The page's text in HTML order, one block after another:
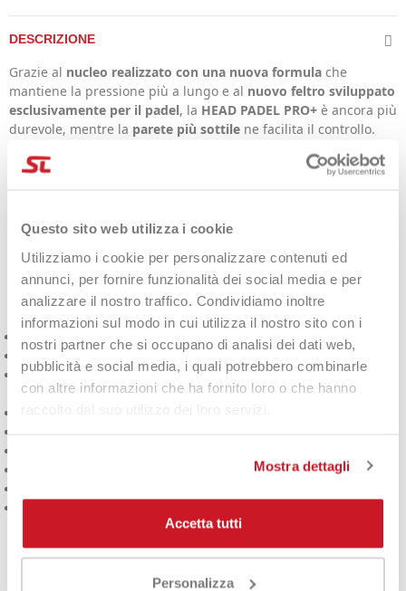
Questo sito web utilizza i cookie
Utilizziamo i cookie per personalizzare contenuti ed
annunci, per fornire funzionalità dei social media e per
analizzare il nostro traffico. Condividiamo inoltre
informazioni sul modo in cui utilizza il nostro sito con i
nostri partner che si occupano di analisi dei dati web,
pubblicità e social media, i quali potrebbero combinarle
con altre informazioni che ha fornito loro o che hanno
Mostra dettagli
Accetta tutti
Personalizza
DESCRIZIONE
Grazie al nucleo realizzato con una nuova formula che
mantiene la pressione più a lungo e al nuovo feltro sviluppato
esclusivamente per il padel, la HEAD PADEL PRO+ è ancora più
durevole, mentre la parete più sottile ne facilita il controllo.
eccezionale
Federazione Spagnola
Punti salienti della HEAD
PADEL PRO +
Controllo eccellente
Palla ufficiale della
Federazione Spagnola di Padel
Nucleocon nuova formula per mantenere la pressione più a
lungo
DETTAGLI DEL PRODOTTO